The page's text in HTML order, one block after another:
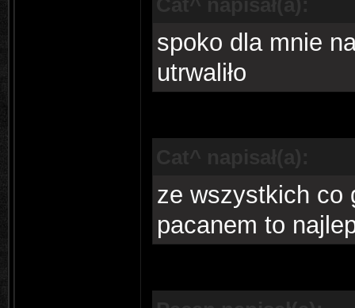
spoko dla mnie
utrwaliło
ze wszystkich co
pacanem to